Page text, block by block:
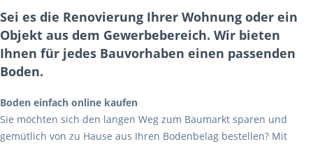
Sei es die Renovierung Ihrer Wohnung oder ein
Objekt aus dem Gewerbebereich. Wir bieten
Ihnen für jedes Bauvorhaben einen passenden
Boden.
Boden einfach online kaufen
Sie möchten sich den langen Weg zum Baumarkt sparen und
gemütlich von zu Hause aus Ihren Bodenbelag bestellen? Mit